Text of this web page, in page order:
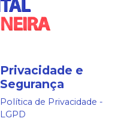
Privacidade e
Segurança
Política de Privacidade -
LGPD